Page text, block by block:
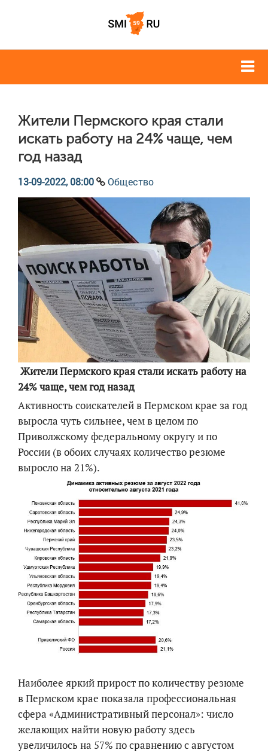
Жители Пермского края стали
искать работу на 24% чаще, чем
год назад
13-09-2022, 08:00 Общество
Жители Пермского края стали искать работу на
24% чаще, чем год назад
Активность соискателей в Пермском крае за год
выросла чуть сильнее, чем в целом по
Приволжскому федеральному округу и по
России (в обоих случаях количество резюме
выросло на 21%).
Наиболее яркий прирост по количеству резюме
в Пермском крае показала профессиональная
сфера «Административный персонал»: число
желающих найти новую работу здесь
увеличилось на 57% по сравнению с августом